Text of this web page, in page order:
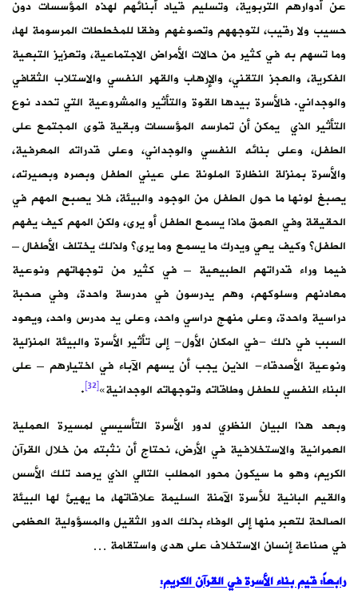
عن أدوارهم التربوية، وتسليم قياد أبنائهم لهذه المؤسسات دون
حسيب ولا رقيب، لتوجههم وتصوغهم وفقا للمخططات المرسومة لها،
وما تسهم به في كثير من حالات الأمراض الاجتماعية، وتعزيز التبعية
الفكرية، والعجز التقني، والإرهاب والقهر النفسي والاستلاب الثقافي
والوجداني. فالأسرة بيدها القوة والتأثير والمشروعية التي تحدد نوع
التأثير الذي يمكن أن تمارسه المؤسسات وبقية قوى المجتمع على
الطفل، وعلى بنائه النفسي والوجداني، وعلى قدراته المعرفية،
والأسرة بمنزلة النظارة الملونة على عيني الطفل وبصره وبصيرته،
يصبغ لونها ما حول الطفل من الوجود والبيئة، فلا يصبح المهم في
الحقيقة وفي العمق ماذا يسمع الطفل أو يرى، ولكن المهم كيف يفهم
الطفل؟ وكيف يعي ويدرك ما يسمع وما يرى؟ ولذلك يختلف الأطفال –
فيما وراء قدراتهم الطبيعية – في كثير من توجهاتهم ونوعية
معادنهم وسلوكهم، وهم يدرسون في مدرسة واحدة، وفي صحبة
دراسية واحدة، وعلى منهج دراسي واحد، وعلى يد مدرس واحد، ويعود
السبب في ذلك -في المكان الأول- إلى تأثير الأسرة والبيئة المنزلية
ونوعية الأصدقاء- الذين يجب أن يسهم الآباء في اختيارهم – على
البناء النفسي للطفل وطاقاته وتوجهاته الوجدانية»[32]
.
وبعد هذا البيان النظري لدور الأسرة التأسيسي لمسيرة العملية
العمرانية والاستخلافية في الأرض، نحتاج أن نثبته من خلال القرآن
الكريم، وهو ما سيكون محور المطلب التالي الذي يرصد تلك الأسس
والقيم البانية للأسرة الآمنة السليمة علاقاتها، ما يهيئ لها البيئة
الصالحة لتعبر منها إلى الوفاء بذلك الدور الثقيل والمسؤولية العظمى
في صناعة إنسان الاستخلاف على هدى واستقامة …
رابعاً: قيم بناء الأسرة في القرآن الكريم: